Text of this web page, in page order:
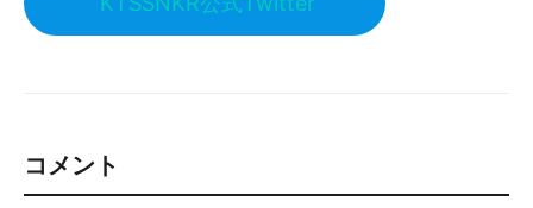
コメント